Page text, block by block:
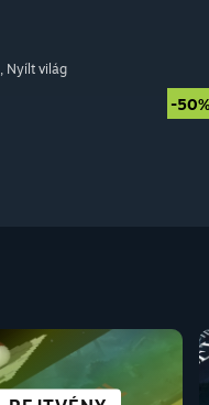
, Nyílt világ
-
SCI-FI ÉS